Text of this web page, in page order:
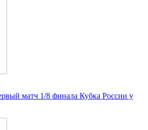
матч 1/8 финала Кубка России у